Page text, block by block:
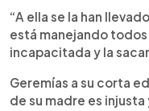
“A ella se la han
está manejando
incapacitada y la
Geremías a su corta
de su madre es